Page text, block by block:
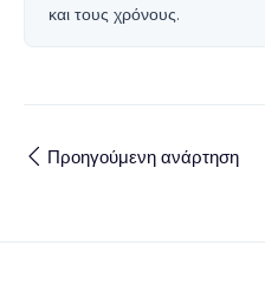
και τους χρόνους.
Προηγούμενη ανάρτηση